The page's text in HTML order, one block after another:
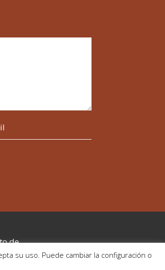
su uso. Puede cambiar la configuración o